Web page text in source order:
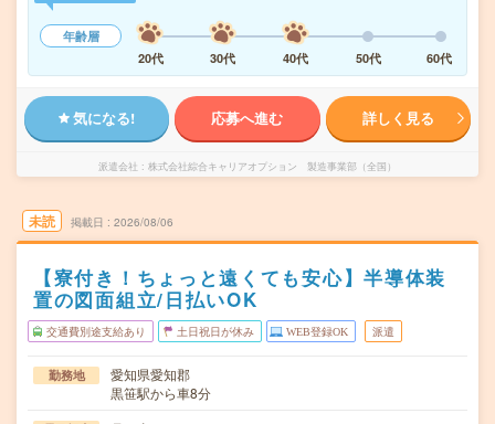
年齢層
20代
30代 40代 50代 60代
気になる! 応募へ進む 詳しく見る
派遣会社 株式会社綜合キャリアオプション 製造事業部（全国）
未読 掲載日 2026/08/06
【寮付き！ちょっと遠くても安心】半導体装
置の図面組立/日払いOK
交通費別途支給あり 土日祝日が休み WEB登録OK 派遣
勤務地
愛知県愛知郡
黒笹駅から車8分